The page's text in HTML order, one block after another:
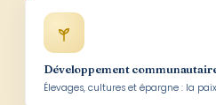
Développement
Élevages, cultures et épargne : la